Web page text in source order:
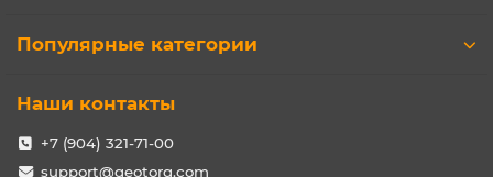
Популярные категории
Наши контакты
+7 (904) 321-71-00
support@geotorg.com